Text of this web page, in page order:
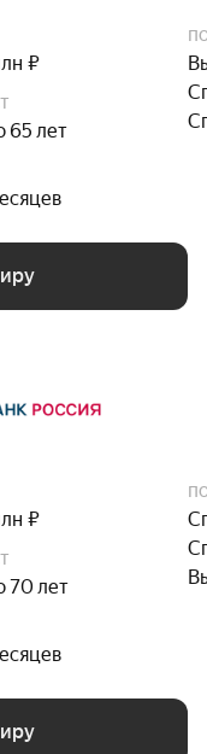
₽
65 лет
₽
70 лет